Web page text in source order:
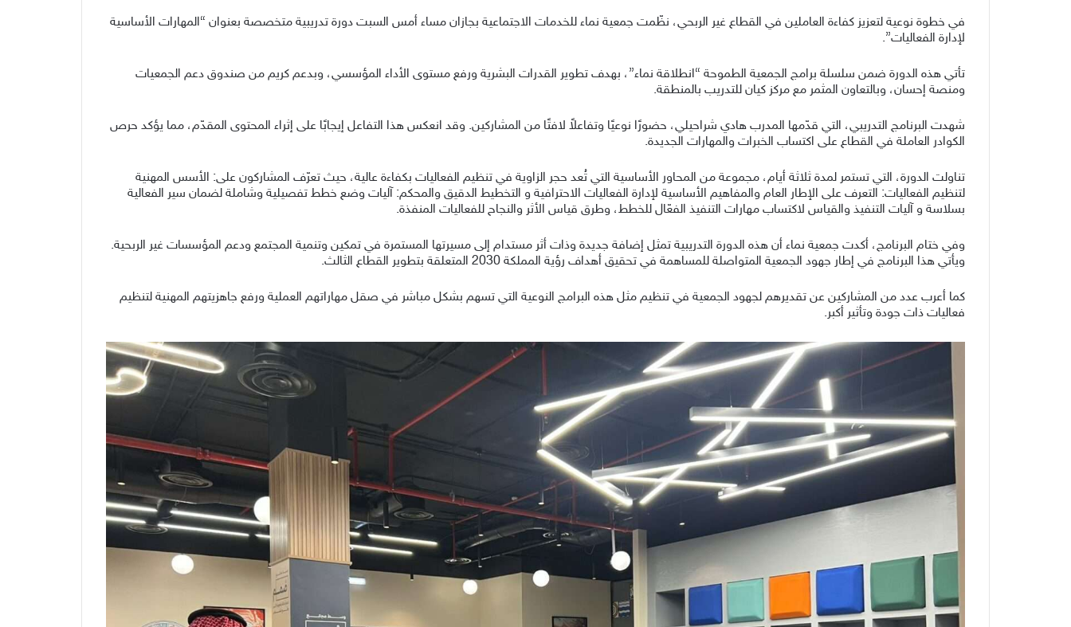
في خطوة نوعية لتعزيز كفاءة العاملين في القطاع غير الربحي، نظّمت جمعية نماء للخدمات الاجتماعية بجازان مساء أمس السبت دورة تدريبية متخصصة بعنوان “المهارات الأساسية
لإدارة الفعاليات”.
تأتي هذه الدورة ضمن سلسلة برامج الجمعية الطموحة “انطلاقة نماء”، بهدف تطوير القدرات البشرية ورفع مستوى الأداء المؤسسي، وبدعم كريم من صندوق دعم الجمعيات
ومنصة إحسان، وبالتعاون المثمر مع مركز كيان للتدريب بالمنطقة.
شهدت البرنامج التدريبي، التي قدّمها المدرب هادي شراحيلي، حضورًا نوعيًا وتفاعلاً لافتًا من المشاركين. وقد انعكس هذا التفاعل إيجابًا على إثراء المحتوى المقدّم، مما يؤكد حرص
الكوادر العاملة في القطاع على اكتساب الخبرات والمهارات الجديدة.
تناولت الدورة، التي تستمر لمدة ثلاثة أيام، مجموعة من المحاور الأساسية التي تُعد حجر الزاوية في تنظيم الفعاليات بكفاءة عالية، حيث تعرّف المشاركون على: الأسس المهنية
لتنظيم الفعاليات: التعرف على الإطار العام والمفاهيم الأساسية لإدارة الفعاليات الاحترافية و التخطيط الدقيق والمحكم: آليات وضع خطط تفصيلية وشاملة لضمان سير الفعالية
بسلاسة و آليات التنفيذ والقياس لاكتساب مهارات التنفيذ الفعّال للخطط، وطرق قياس الأثر والنجاح للفعاليات المنفذة.
وفي ختام البرنامج، أكدت جمعية نماء أن هذه الدورة التدريبية تمثل إضافة جديدة وذات أثر مستدام إلى مسيرتها المستمرة في تمكين وتنمية المجتمع ودعم المؤسسات غير الربحية.
ويأتي هذا البرنامج في إطار جهود الجمعية المتواصلة للمساهمة في تحقيق أهداف رؤية المملكة 2030 المتعلقة بتطوير القطاع الثالث.
كما أعرب عدد من المشاركين عن تقديرهم لجهود الجمعية في تنظيم مثل هذه البرامج النوعية التي تسهم بشكل مباشر في صقل مهاراتهم العملية ورفع جاهزيتهم المهنية لتنظيم
فعاليات ذات جودة وتأثير أكبر.